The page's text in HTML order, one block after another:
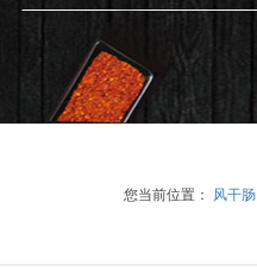
您当前位置： 风干肠